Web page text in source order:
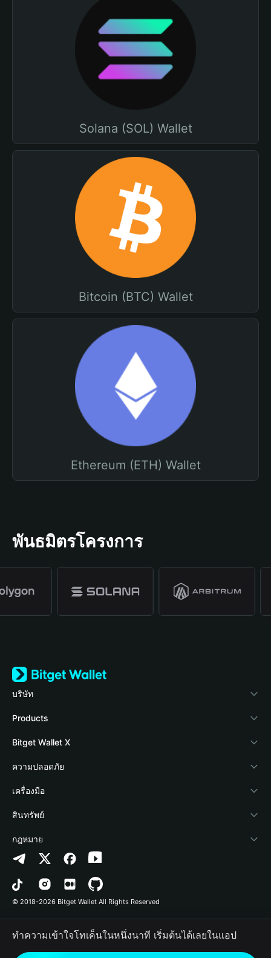
Solana (SOL) Wallet
Bitcoin (BTC) Wallet
Ethereum (ETH) Wallet
พันธมิตรโครงการ
บริษัท
เกี่ยวกับ Bitget Wallet
Blog
Academy
ข่าวสารด้านคริปโต
ศูนย์ช่วยเหลือ
ติดต่อเรา
ทรัพยากรข้อมูลของแบรนด์
อาชีพ
Products
Crypto Card
Stablecoin Earn
Payfi Crypto
Crypto Swap API
Altcoin Season Index
Prediction Markets
DApp
RWA
Bitget Wallet X
นักพัฒนา
เชื่อมต่อ Wallet
Bitget Wallet Pay
ลิสต์โปรเจกต์
ความปลอดภัย
Protection Fund
เทคโนโลยีความปลอดภัย
เครื่องมือ
ซื้อคริปโต
การตรวจจับการอนุญาต
การตรวจจับสัญญา
การโอนเป็นชุด
สินทรัพย์
Arbitrum
Avalanche
Bitcoin
Polygon
กฎหมาย
นโยบายความเป็นส่วนตัว
ข้อตกลงในการใช้บริการ
© 2018-2026 Bitget Wallet All Rights Reserved
ทำความเข้าใจโทเค็นในหนึ่งนาที เริ่มต้นได้เลยในแอป